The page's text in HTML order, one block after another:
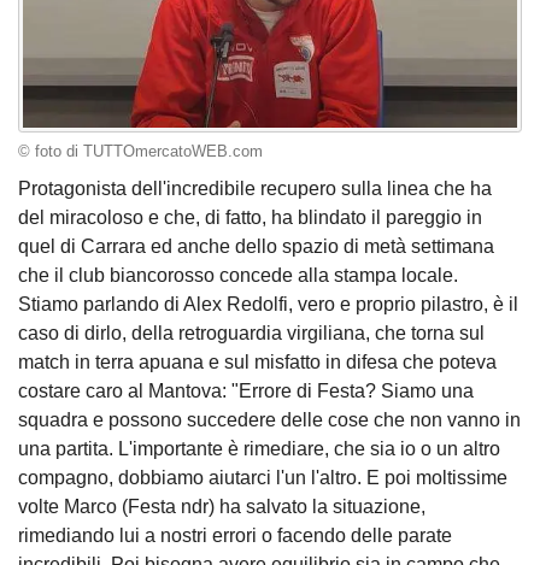
© foto di TUTTOmercatoWEB.com
Protagonista dell'incredibile recupero sulla linea che ha
del miracoloso e che, di fatto, ha blindato il pareggio in
quel di Carrara ed anche dello spazio di metà settimana
che il club biancorosso concede alla stampa locale.
Stiamo parlando di Alex Redolfi, vero e proprio pilastro, è il
caso di dirlo, della retroguardia virgiliana, che torna sul
match in terra apuana e sul misfatto in difesa che poteva
costare caro al Mantova: "Errore di Festa? Siamo una
squadra e possono succedere delle cose che non vanno in
una partita. L'importante è rimediare, che sia io o un altro
compagno, dobbiamo aiutarci l'un l'altro. E poi moltissime
volte Marco (Festa ndr) ha salvato la situazione,
rimediando lui a nostri errori o facendo delle parate